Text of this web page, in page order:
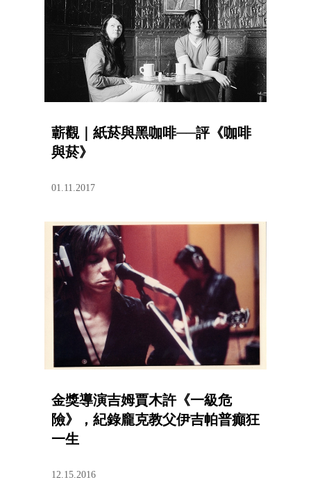
蘄觀｜紙菸與黑咖啡──評《咖啡
與菸》
01.11.2017
金獎導演吉姆賈木許《一級危
險》，紀錄龐克教父伊吉帕普癲狂
一生
12.15.2016